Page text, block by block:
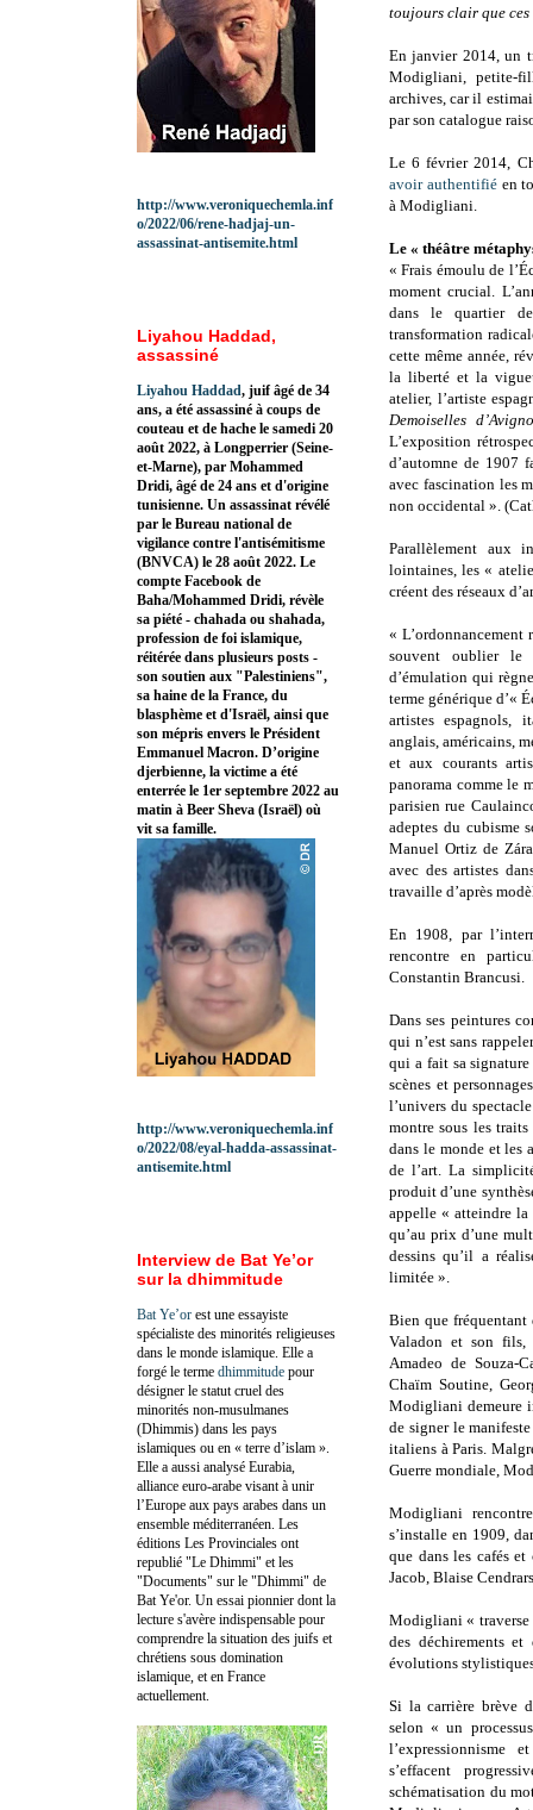
toujours clair que
En janvier 2014, un
Modigliani, petite-
archives, car il
par son catalogue
Le 6 février 2014,
avoir authentifiéen
à Modigliani.
Le « théâtre
« Frais émoulu de
moment crucial.
dans le quartier
transformation
cette même année,
la liberté et la
atelier, l’artiste
Demoiselles
L’exposition
d’automne de 1907
avec fascination les
non occidental ».
Parallèlement aux
lointaines, les «
créent des réseaux
« L’ordonnancement
souvent oublier le
d’émulation qui
terme générique d’«
artistes espagnols,
anglais, américains,
et aux courants
panorama comme le
parisien rue
adeptes du cubisme
Manuel Ortiz de
avec des artistes
travaille d’après
En 1908, par
rencontre en
Constantin Brancusi.
Dans ses peintures
qui n’est sans
qui a fait sa
scènes et
l’univers du
montre sous les
dans le monde et les
de l’art. La
produit d’une
appelle « atteindre
qu’au prix d’une
dessins qu’il a
limitée ».
Bien que fréquentant
Valadon et son fils,
Amadeo de Souza-
Chaïm Soutine,
Modigliani demeure
de signer le
italiens à Paris.
Guerre mondiale,
Modigliani
s’installe en 1909,
que dans les cafés
Jacob, Blaise
Modigliani « traverse
des déchirements
évolutions
Si la carrière brève
selon « un
l’expressionnisme
s’effacent
schématisation du
http://www.veroniquechemla.inf
o/2022/06/rene-hadjaj-un-
assassinat-antisemite.html
Liyahou Haddad,
assassiné
Liyahou Haddad, juif âgé de 34
ans, a été assassiné à coups de
couteau et de hache le samedi 20
août 2022, à Longperrier (Seine-
et-Marne), par Mohammed
Dridi, âgé de 24 ans et d'origine
tunisienne. Un assassinat révélé
par le Bureau national de
vigilance contre l'antisémitisme
(BNVCA) le 28 août 2022. Le
compte Facebook de
Baha/Mohammed Dridi, révèle
sa piété - chahada ou shahada,
profession de foi islamique,
réitérée dans plusieurs posts -
son soutien aux "Palestiniens",
sa haine de la France, du
blasphème et d'Israël, ainsi que
son mépris envers le Président
Emmanuel Macron. D’origine
djerbienne, la victime a été
enterrée le 1er septembre 2022 au
matin à Beer Sheva (Israël) où
vit sa famille.
http://www.veroniquechemla.inf
o/2022/08/eyal-hadda-assassinat-
antisemite.html
Interview de Bat Ye’or
sur la dhimmitude
Bat Ye’or est une essayiste
spécialiste des minorités religieuses
dans le monde islamique. Elle a
forgé le terme dhimmitude pour
désigner le statut cruel des
minorités non-musulmanes
(Dhimmis) dans les pays
islamiques ou en « terre d’islam ».
Elle a aussi analysé Eurabia,
alliance euro-arabe visant à unir
l’Europe aux pays arabes dans un
ensemble méditerranéen. Les
éditions Les Provinciales ont
republié "Le Dhimmi" et les
"Documents" sur le "Dhimmi" de
Bat Ye'or. Un essai pionnier dont la
lecture s'avère indispensable pour
comprendre la situation des juifs et
chrétiens sous domination
islamique, et en France
actuellement.